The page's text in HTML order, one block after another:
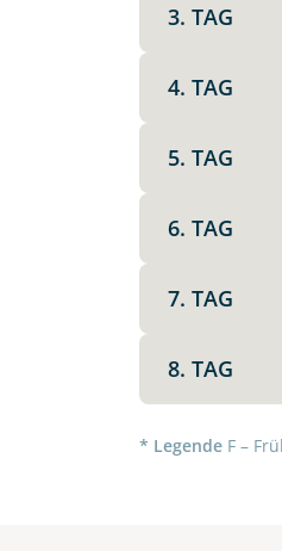
3. TAG
4. TAG
5. TAG
6. TAG
7. TAG
8. TAG
* Legende F –